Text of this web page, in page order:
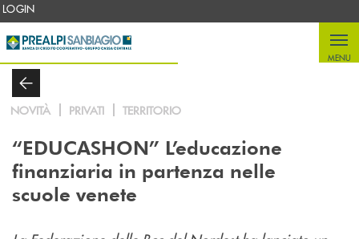
Salta al contenuto principale
LOGIN
MENU
NOVITÀ PRIVATI TERRITORIO
“EDUCASHON” L’educazione
finanziaria in partenza nelle
scuole venete